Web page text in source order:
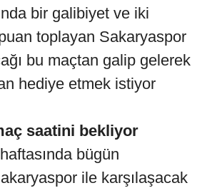
bir galibiyet ve iki
toplayan Sakaryaspor
bu maçtan galip gelerek
hediye etmek istiyor
saatini bekliyor
bügün
ile karşılaşacak